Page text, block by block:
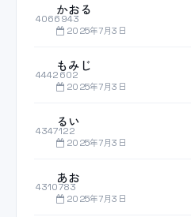
4066943
かおる
2025年7月3日
4442602
もみじ
2025年7月3日
4347122
るい
2025年7月3日
4310783
あお
2025年7月3日